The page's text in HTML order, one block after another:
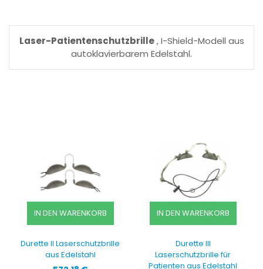
Laser-Patientenschutzbrille, I-Shield-Modell aus
autoklavierbarem Edelstahl.
IN DEN WARENKORB
Durette II Laserschutzbrille
aus Edelstahl
IN DEN WARENKORB
Durette III
Laserschutzbrille für
Patienten aus Edelstahl